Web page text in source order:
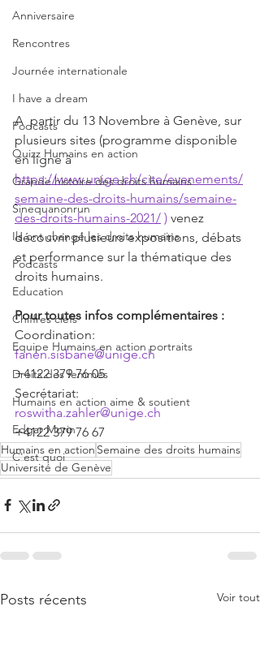
Anniversaire
Rencontres
Journée internationale
I have a dream
Podcasts
Quizz Humains en action
Grande histoire des droits humains
Sinequanonrun
Ils ont changé les droits humains
Podcasts
Education
Chiffres clefs
Equipe Humains en action portraits
Droits des femmes
Humains en action aime & soutient
Edgar Morin
C'est quoi
A  partir du 13 Novembre à Genève, sur
plusieurs sites (programme disponible
en ligne à
https://www.unige.ch/cite/evenements/
semaine-des-droits-humains/semaine-
des-droits-humains-2021/ ) venez
découvrir plusieurs expositions, débats
et performance sur la thématique des
droits humains.
Pour toutes infos complémentaires :
Coordination:
fanen.sisbane@unige.ch
+4122 379 76 05
Secrétariat:
roswitha.zahler@unige.ch
+4122 379 76 67
Humains en action Semaine des droits humains
Université de Genève
Posts récents Voir tout